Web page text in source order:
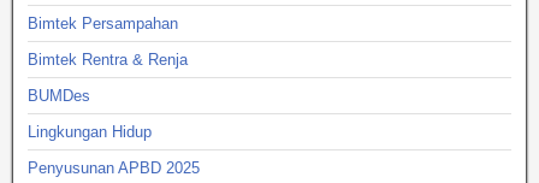
Bimtek Persampahan
Bimtek Rentra & Renja
BUMDes
Lingkungan Hidup
Penyusunan APBD 2025